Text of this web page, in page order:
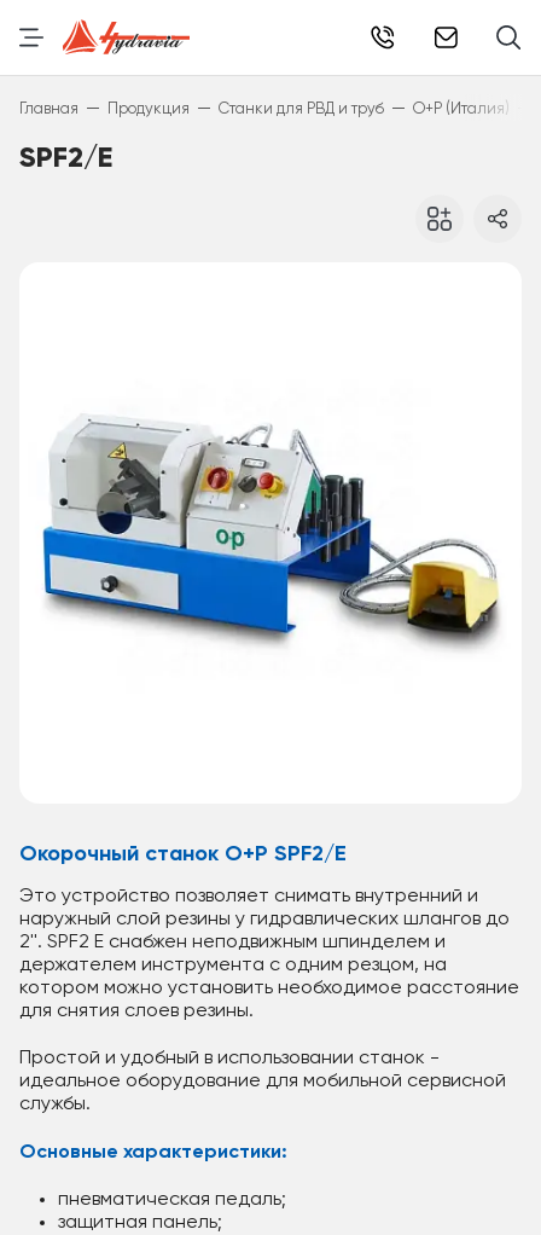
Главная — Продукция — Станки для РВД и труб — O+P (Италия)
SPF2/E
Окорочный станок O+P SPF2/E
Это устройство позволяет снимать внутренний и
наружный слой резины у гидравлических шлангов до
2''. SPF2 E снабжен неподвижным шпинделем и
держателем инструмента с одним резцом, на
котором можно установить необходимое расстояние
для снятия слоев резины.
Простой и удобный в использовании станок -
идеальное оборудование для мобильной сервисной
службы.
Основные характеристики:
пневматическая педаль;
защитная панель;